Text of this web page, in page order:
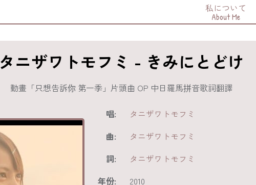
私について
About Me
タニザワトモフミ - きみにとどけ
動畫「只想告訴你 第一季」片頭曲 OP 中日羅馬拼音歌詞翻譯
唱:
タニザワトモフミ
曲:
タニザワトモフミ
詞:
タニザワトモフミ
年份:
2010